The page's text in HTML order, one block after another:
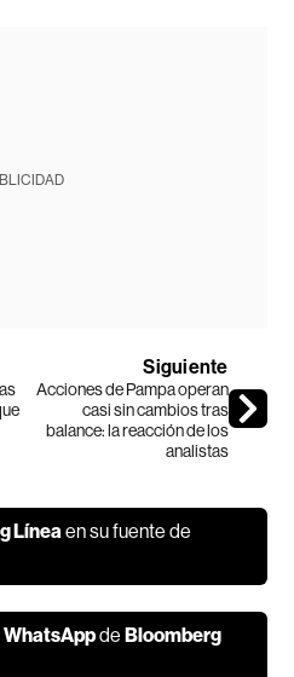
Siguiente
Acciones de Pampa operan
casi sin cambios tras
balance: la reacción de los
analistas
Líneaen su fuente de
WhatsAppdeBloomberg